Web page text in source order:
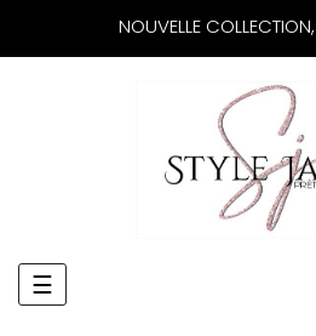
NOUVELLE
Basculer
la
☰